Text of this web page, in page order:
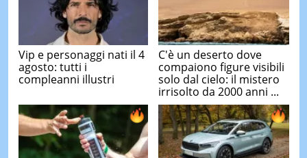
Vip e personaggi nati il 4
agosto: tutti i
compleanni illustri
C'è un deserto dove
compaiono figure visibili
solo dal cielo: il mistero
irrisolto da 2000 anni ...